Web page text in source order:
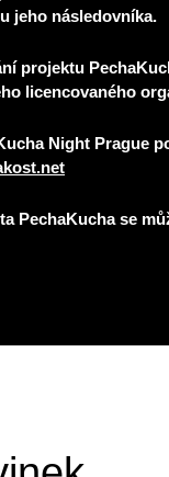
jeho následovníka.
projektu
licencovaného
Night Prague
PechaKucha se